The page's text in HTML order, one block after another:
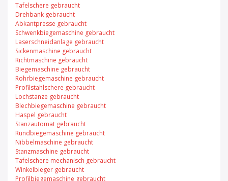
Tafelschere gebraucht
Drehbank gebraucht
Abkantpresse gebraucht
Schwenkbiegemaschine gebraucht
Laserschneidanlage gebraucht
Sickenmaschine gebraucht
Richtmaschine gebraucht
Biegemaschine gebraucht
Rohrbiegemaschine gebraucht
Profilstahlschere gebraucht
Lochstanze gebraucht
Blechbiegemaschine gebraucht
Haspel gebraucht
Stanzautomat gebraucht
Rundbiegemaschine gebraucht
Nibbelmaschine gebraucht
Stanzmaschine gebraucht
Tafelschere mechanisch gebraucht
Winkelbieger gebraucht
Profilbiegemaschine gebraucht